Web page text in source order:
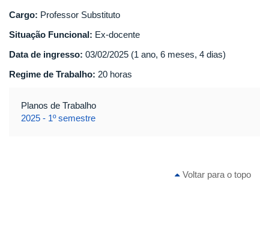
Cargo: Professor Substituto
Situação Funcional: Ex-docente
Data de ingresso: 03/02/2025 (1 ano, 6 meses, 4 dias)
Regime de Trabalho: 20 horas
Planos de Trabalho
2025 - 1º semestre
Voltar para o topo